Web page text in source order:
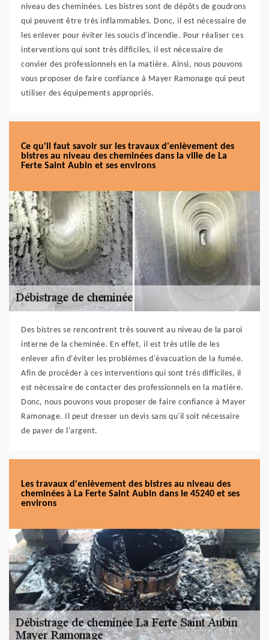
niveau des cheminées. Les bistres sont de dépôts de goudrons
qui peuvent être très inflammables. Donc, il est nécessaire de
les enlever pour éviter les soucis d'incendie. Pour réaliser ces
interventions qui sont très difficiles, il est nécessaire de
convier des professionnels en la matière. Ainsi, nous pouvons
vous proposer de faire confiance à Mayer Ramonage qui peut
utiliser des équipements appropriés.
Ce qu'il faut savoir sur les travaux d'enlèvement des
bistres au niveau des cheminées dans la ville de La
Ferte Saint Aubin et ses environs
Des bistres se rencontrent très souvent au niveau de la paroi
interne de la cheminée. En effet, il est très utile de les
enlever afin d'éviter les problèmes d'évacuation de la fumée.
Afin de procéder à ces interventions qui sont très difficiles, il
est nécessaire de contacter des professionnels en la matière.
Donc, nous pouvons vous proposer de faire confiance à Mayer
Ramonage. Il peut dresser un devis sans qu'il soit nécessaire
de payer de l'argent.
Les travaux d'enlèvement des bistres au niveau des
cheminées à La Ferte Saint Aubin dans le 45240 et ses
environs